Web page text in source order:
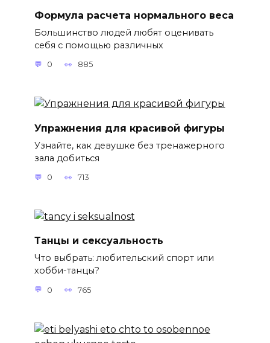
Формула расчета нормального веса
Большинство людей любят оценивать
себя с помощью различных
0 885
Упражнения для красивой фигуры
Узнайте, как девушке без тренажерного
зала добиться
0 713
Танцы и сексуальность
Что выбрать: любительский спорт или
хобби-танцы?
0 765